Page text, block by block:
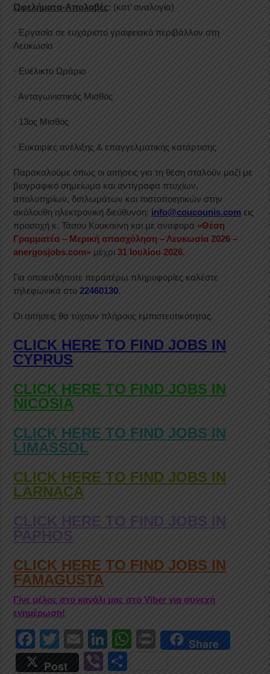
Ωφελήματα-Απολαβές: (κατ’ αναλογία)
· Εργασία σε ευχάριστο γραφειακό περιβάλλον στη
Λευκωσία
· Ευέλικτο Ωράριο
· Ανταγωνιστικός Μισθός
· 13ος Μισθός
· Ευκαιρίες ανέλιξης & επαγγελματικής κατάρτισης
Παρακαλούμε όπως οι αιτήσεις για τη θέση σταλούν μαζί με
βιογραφικό σημείωμα και αντίγραφα πτυχίων,
απολυτηρίων, διπλωμάτων και πιστοποιητικών στην
ακόλουθη ηλεκτρονική διεύθυνση: info@coucounis.com εις
προσοχή κ. Τάσου Κουκούνη και με αναφορά «Θέση
Γραμματέα – Μερική απασχόληση – Λευκωσία 2026 –
anergosjobs.com» μέχρι31 Ιουλίου 2026.
Για οποιεσδήποτε περαιτέρω πληροφορίες καλέστε
τηλεφωνικά στο22460130.
Οι αιτήσεις θα τύχουν πλήρους εμπιστευτικότητας.
CLICK HERE TO FIND JOBS IN
CYPRUS
CLICK HERE TO FIND JOBS IN
NICOSIA
CLICK HERE TO FIND JOBS IN
LIMASSOL
CLICK HERE TO FIND JOBS IN
LARNACA
CLICK HERE TO FIND JOBS IN
PAPHOS
CLICK HERE TO FIND JOBS IN
FAMAGUSTA
Γίνε μέλος στο κανάλι μας στο Viber για συνεχή
ενημέρωση!
F
a
T
wi
E
m
Li
n
W Pr
Share
Post
Vi